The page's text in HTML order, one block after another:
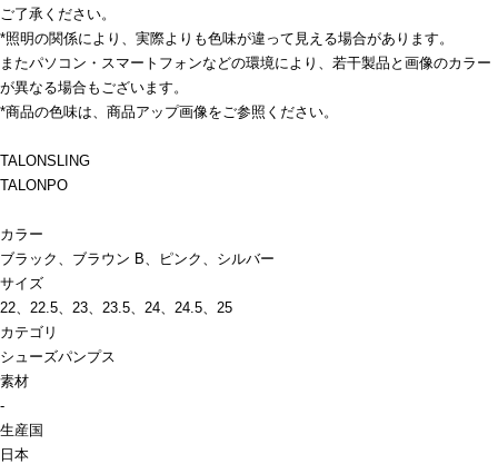
ご了承ください。
*照明の関係により、実際よりも色味が違って見える場合があります。
またパソコン・スマートフォンなどの環境により、若干製品と画像のカラー
が異なる場合もございます。
*商品の色味は、商品アップ画像をご参照ください。
TALONSLING
TALONPO
カラー
ブラック、ブラウン B、ピンク、シルバー
サイズ
22、22.5、23、23.5、24、24.5、25
カテゴリ
シューズパンプス
素材
-
生産国
日本